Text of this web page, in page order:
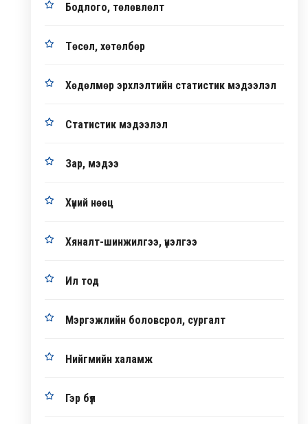
Бодлого, төлөвлөлт
Төсөл, хөтөлбөр
Хөдөлмөр эрхлэлтийн статистик мэдээлэл
Статистик мэдээлэл
Зар, мэдээ
Хүний нөөц
Хяналт-шинжилгээ, үнэлгээ
Ил тод
Мэргэжлийн боловсрол, сургалт
Нийгмийн халамж
Гэр бүл